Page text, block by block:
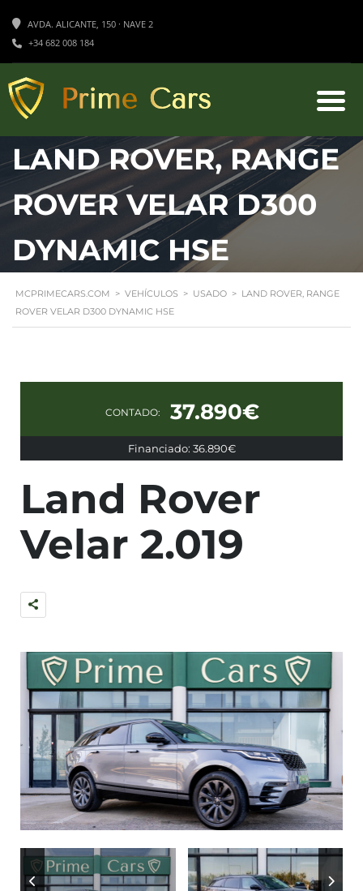
AVDA. ALICANTE, 150 · NAVE 2
+34 682 008 184
LAND ROVER, RANGE
ROVER VELAR D300
DYNAMIC HSE
MCPRIMECARS.COM > VEHÍCULOS > USADO > LAND ROVER, RANGE
ROVER VELAR D300 DYNAMIC HSE
CONTADO: 37.890€
Financiado: 36.890€
Land Rover
Velar 2.019